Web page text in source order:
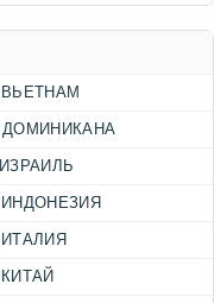
ВЬЕТНАМ
ДОМИНИКАНА
ИЗРАИЛЬ
ИНДОНЕЗИЯ
ИТАЛИЯ
КИТАЙ